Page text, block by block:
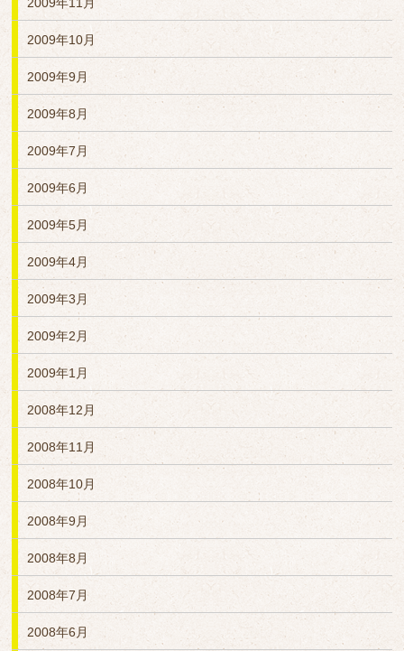
2009年10月
2009年9月
2009年8月
2009年7月
2009年6月
2009年5月
2009年4月
2009年3月
2009年2月
2009年1月
2008年12月
2008年11月
2008年10月
2008年9月
2008年8月
2008年7月
2008年6月